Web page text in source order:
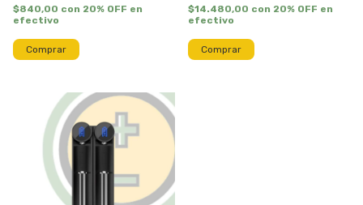
$840,00 con 20% OFF en
efectivo
$14.480,00 con 20% OFF en
efectivo